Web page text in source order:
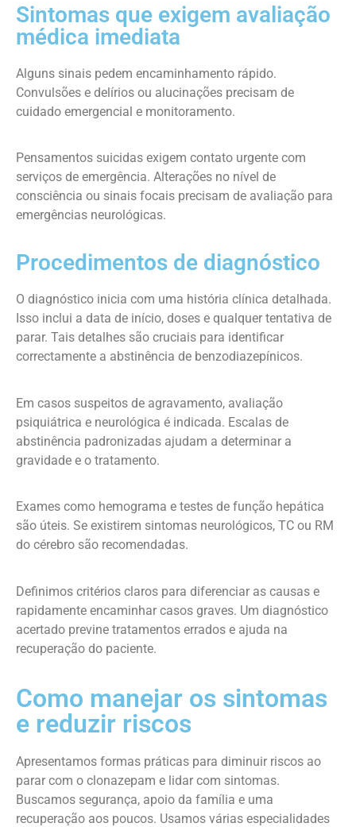
Sintomas que exigem avaliação
médica imediata
Alguns sinais pedem encaminhamento rápido.
Convulsões e delírios ou alucinações precisam de
cuidado emergencial e monitoramento.
Pensamentos suicidas exigem contato urgente com
serviços de emergência. Alterações no nível de
consciência ou sinais focais precisam de avaliação para
emergências neurológicas.
Procedimentos de diagnóstico
O diagnóstico inicia com uma história clínica detalhada.
Isso inclui a data de início, doses e qualquer tentativa de
parar. Tais detalhes são cruciais para identificar
correctamente a abstinência de benzodiazepínicos.
Em casos suspeitos de agravamento, avaliação
psiquiátrica e neurológica é indicada. Escalas de
abstinência padronizadas ajudam a determinar a
gravidade e o tratamento.
Exames como hemograma e testes de função hepática
são úteis. Se existirem sintomas neurológicos, TC ou RM
do cérebro são recomendadas.
Definimos critérios claros para diferenciar as causas e
rapidamente encaminhar casos graves. Um diagnóstico
acertado previne tratamentos errados e ajuda na
recuperação do paciente.
Como manejar os sintomas
e reduzir riscos
Apresentamos formas práticas para diminuir riscos ao
parar com o clonazepam e lidar com sintomas.
Buscamos segurança, apoio da família e uma
recuperação aos poucos. Usamos várias especialidades